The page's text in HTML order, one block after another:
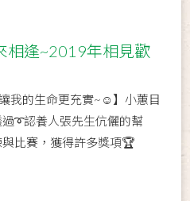
相逢~2019年相見歡
我的生命更充實~☺】小蕙目
➰認養人張先生伉儷的幫
比賽，獲得許多獎項🏆